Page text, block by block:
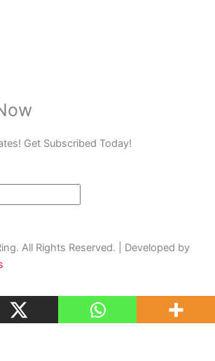
Get Subscribed Today!
All Rights Reserved. | Developed by